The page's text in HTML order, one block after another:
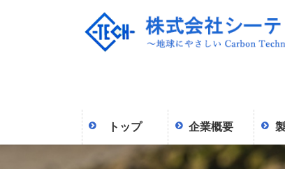
トップ 企業概要